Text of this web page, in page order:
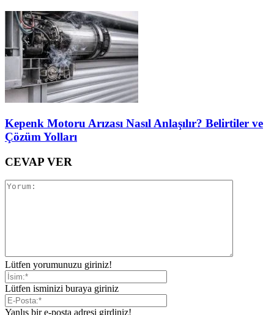
Kepenk Motoru Arızası Nasıl Anlaşılır? Belirtiler ve
Çözüm Yolları
CEVAP VER
Lütfen yorumunuzu giriniz!
Lütfen isminizi buraya giriniz
Yanlış bir e-posta adresi girdiniz!